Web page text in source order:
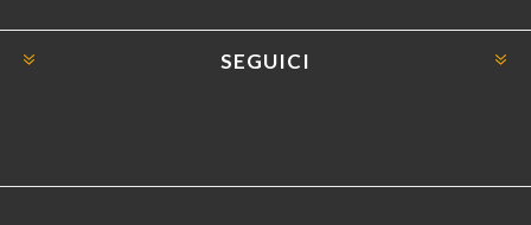
SEGUICI